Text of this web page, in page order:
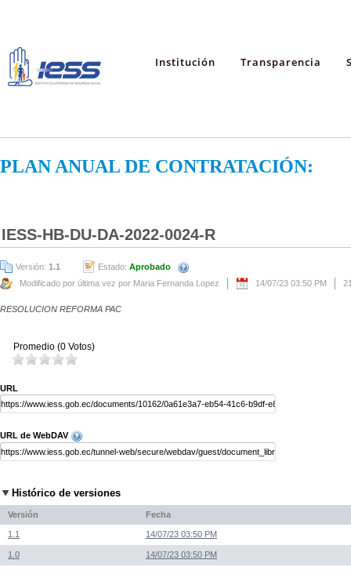
Institución Transparencia
PLAN ANUAL DE CONTRATACIÓN:
IESS-HB-DU-DA-2022-0024-R
Versión: 1.1 Estado: Aprobado
Modificado por última vez por Maria Fernanda Lopez
14/07/23 03:50 PM
RESOLUCION REFORMA PAC
Promedio (0 Votos)
URL
URL de WebDAV
Histórico de versiones
Versión Fecha
1.1 14/07/23 03:50 PM
1.0 14/07/23 03:50 PM